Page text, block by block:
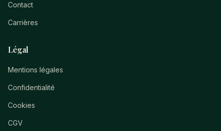
Contact
Carrières
Légal
Mentions légales
Confidentialité
Cookies
CGV